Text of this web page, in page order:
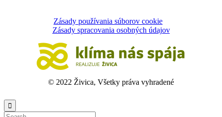
Zásady používania súborov cookie
Zásady spracovania osobných údajov
© 2022 Živica, Všetky práva vyhradené
